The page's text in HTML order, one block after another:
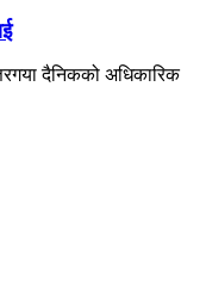
दैनिकको अधिकारिक